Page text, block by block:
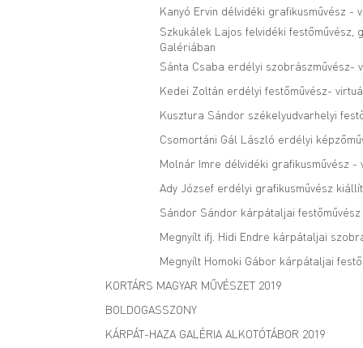
Kanyó Ervin délvidéki grafikusművész
Szkukálek Lajos felvidéki
Galériában
Sánta Csaba erdélyi
Kedei Zoltán erdélyi festőművész-
Kusztura Sándor székelyudvarhelyi
Csomortáni Gál László erdélyi
Molnár Imre délvidéki grafikusművész
Ady József erdélyi grafikusművész
Sándor Sándor kárpátaljai
Megnyílt ifj. Hidi Endre kárpátaljai
Megnyílt Homoki Gábor kárpátaljai
KORTÁRS MAGYAR MŰVÉSZET 2019
BOLDOGASSZONY
KÁRPÁT-HAZA GALÉRIA ALKOTÓTÁBOR 2019